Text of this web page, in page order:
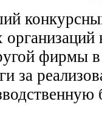
фирмы
за